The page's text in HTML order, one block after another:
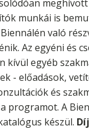
munkái is
való
Az egyéni és
kívül egyéb
- előadások,
és
programot. A
készül.